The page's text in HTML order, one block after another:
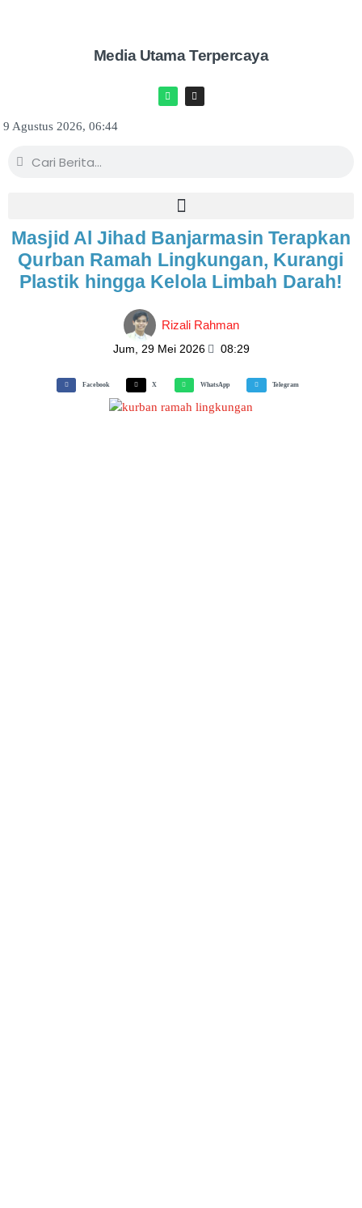
Media Utama Terpercaya
9 Agustus 2026, 06:44
Masjid Al Jihad Banjarmasin Terapkan
Qurban Ramah Lingkungan, Kurangi
Plastik hingga Kelola Limbah Darah!
Rizali Rahman
Jum, 29 Mei 2026 08:29
Facebook X WhatsApp Telegram